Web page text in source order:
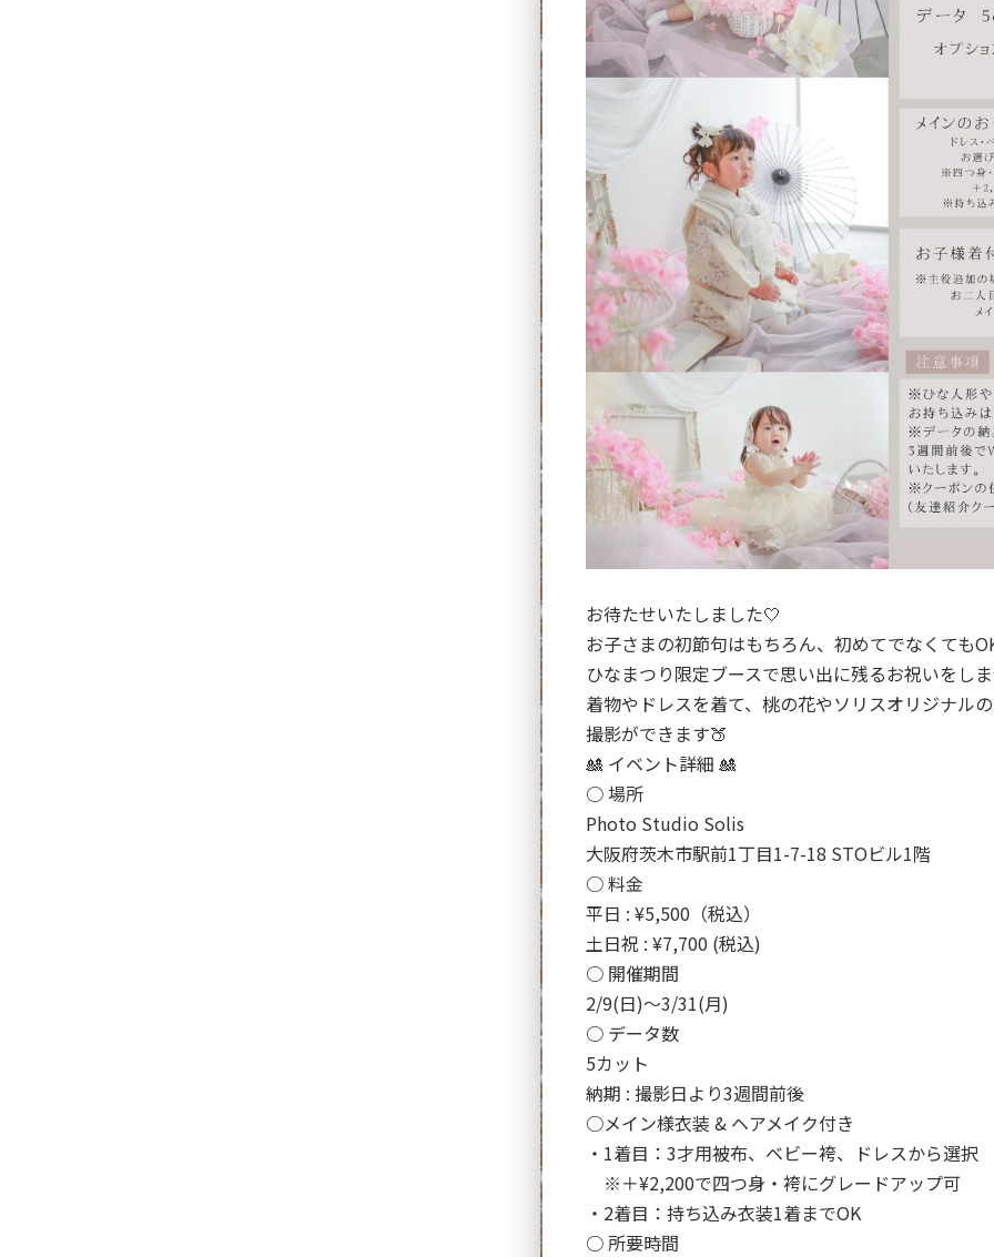
お待たせいたしました🤍
お子さまの初節句はもちろん、初めてでなくても
ひなまつり限定ブースで思い出に残るお祝いをし
着物やドレスを着て、桃の花やソリスオリジナル
撮影ができます🍑
🎎 イベント詳細 🎎
○ 場所
Photo Studio Solis
大阪府茨木市駅前1丁目1-7-18 STOビル1階
○ 料金
平日 : ¥5,500（税込）
土日祝 : ¥7,700 (税込)
○ 開催期間
2/9(日)〜3/31(月)
○ データ数
5カット
納期 : 撮影日より3週間前後
○メイン様衣装 & ヘアメイク付き
・1着目：3才用被布、ベビー袴、ドレスから選択
※＋¥2,200で四つ身・袴にグレードアップ可
・2着目：持ち込み衣装1着までOK
○ 所要時間